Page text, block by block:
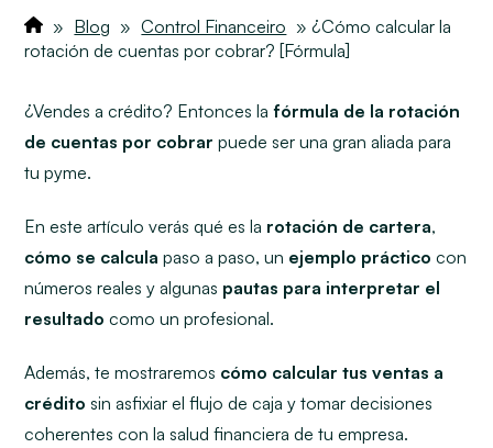
» Blog » Control Financeiro »¿Cómo calcular la
rotación de cuentas por cobrar? [Fórmula]
¿Vendes a crédito? Entonces lafórmula de la rotación
de cuentas por cobrarpuede ser una gran aliada para
tu pyme.
En este artículo verás qué es la rotación de cartera,
cómo se calcula paso a paso, un ejemplo práctico con
números reales y algunas pautas para interpretar el
resultado como un profesional.
Además, te mostraremos cómo calcular tus ventas a
crédito sin asfixiar el flujo de caja y tomar decisiones
coherentes con la salud financiera de tu empresa.